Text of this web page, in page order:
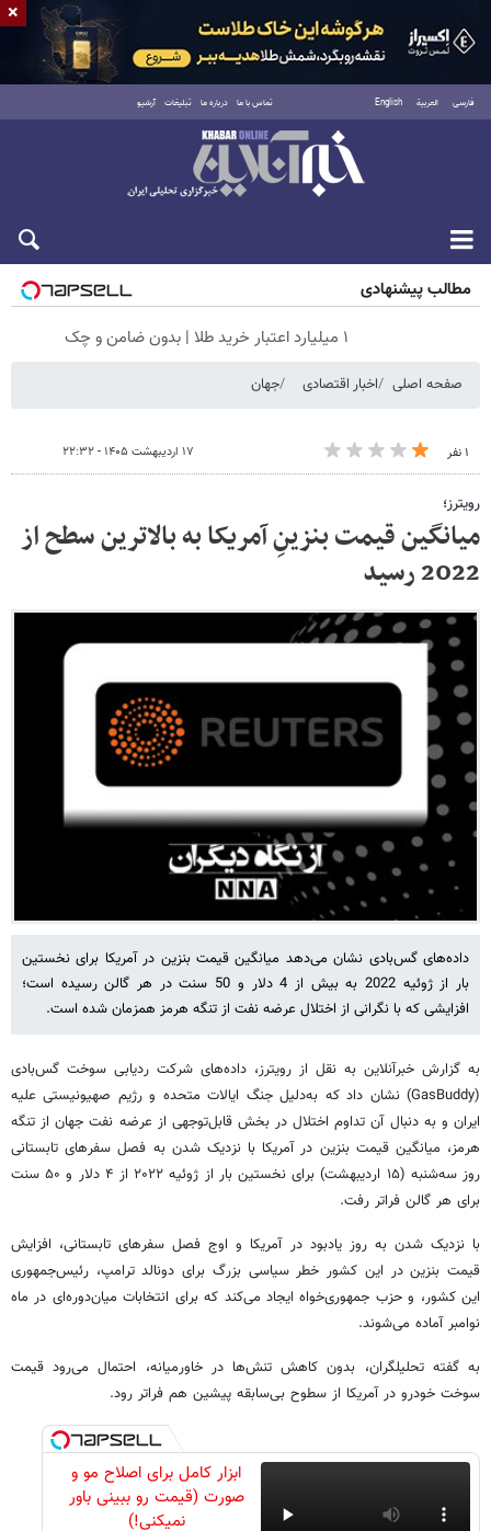
فارسی العربية English تماس با ما درباره ما تبلیغات آرشیو
شنبه ۱۷ مرداد ۱۴۰۵
مطالب پیشنهادی
۱ میلیارد اعتبار خرید طلا | بدون ضامن و چک
صفحه اصلی اخبار اقتصادی جهان
۱ نفر ۱۷ اردیبهشت ۱۴۰۵ - ۲۲:۳۲
رویترز؛
میانگین قیمت بنزینِ آمریکا به بالاترین سطح از
2022 رسید
داده‌های گس‌بادی نشان می‌دهد میانگین قیمت بنزین در آمریکا برای نخستین
بار از ژوئیه 2022 به بیش از 4 دلار و 50 سنت در هر گالن رسیده است؛
افزایشی که با نگرانی از اختلال عرضه نفت از تنگه هرمز همزمان شده است.
به گزارش خبرآنلاین به نقل از رویترز، داده‌های شرکت ردیابی سوخت گس‌بادی
(GasBuddy) نشان داد که به‌دلیل جنگ ایالات متحده و رژیم صهیونیستی علیه
ایران و به دنبال آن تداوم اختلال در بخش قابل‌توجهی از عرضه نفت جهان از تنگه
هرمز، میانگین قیمت بنزین در آمریکا با نزدیک شدن به فصل سفرهای تابستانی
روز سه‌شنبه (۱۵ اردیبهشت) برای نخستین بار از ژوئیه ۲۰۲۲ از ۴ دلار و ۵۰ سنت
برای هر گالن فراتر رفت.
با نزدیک شدن به روز یادبود در آمریکا و اوج فصل سفرهای تابستانی، افزایش
قیمت بنزین در این کشور خطر سیاسی بزرگ برای دونالد ترامپ، رئیس‌جمهوری
این کشور، و حزب جمهوری‌خواه ایجاد می‌کند که برای انتخابات میان‌دوره‌ای در ماه
نوامبر آماده می‌شوند.
به گفته تحلیلگران، بدون کاهش تنش‌ها در خاورمیانه، احتمال می‌رود قیمت
سوخت خودرو در آمریکا از سطوح بی‌سابقه پیشین هم فراتر رود.
ابزار کامل برای اصلاح مو و
صورت (قیمت رو ببینی باور
نمیکنی!)
×